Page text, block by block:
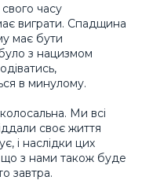
свого часу
виграти. Спадщина
має бути
з нацизмом
в минулому.
Ми всі
своє життя
і наслідки цих
з нами також буде
завтра.